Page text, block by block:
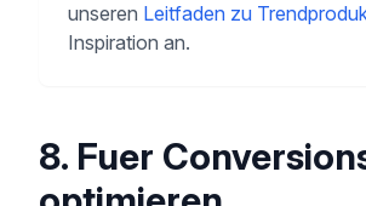
unseren Leitfaden zu
Inspiration an.
8. Fuer